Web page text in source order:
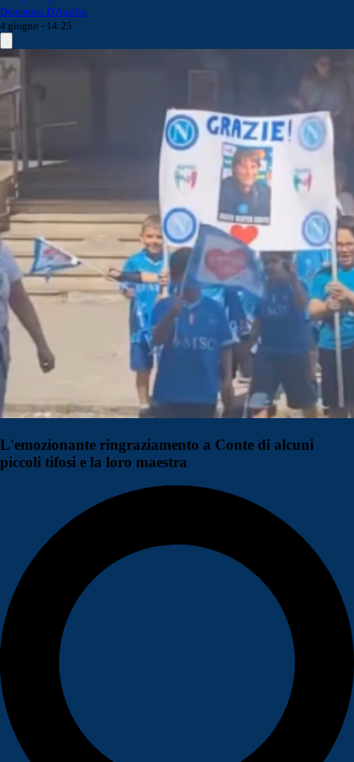
Domenico D'Ausilio
4 giugno - 14:25
L'emozionante ringraziamento a Conte di alcuni
piccoli tifosi e la loro maestra